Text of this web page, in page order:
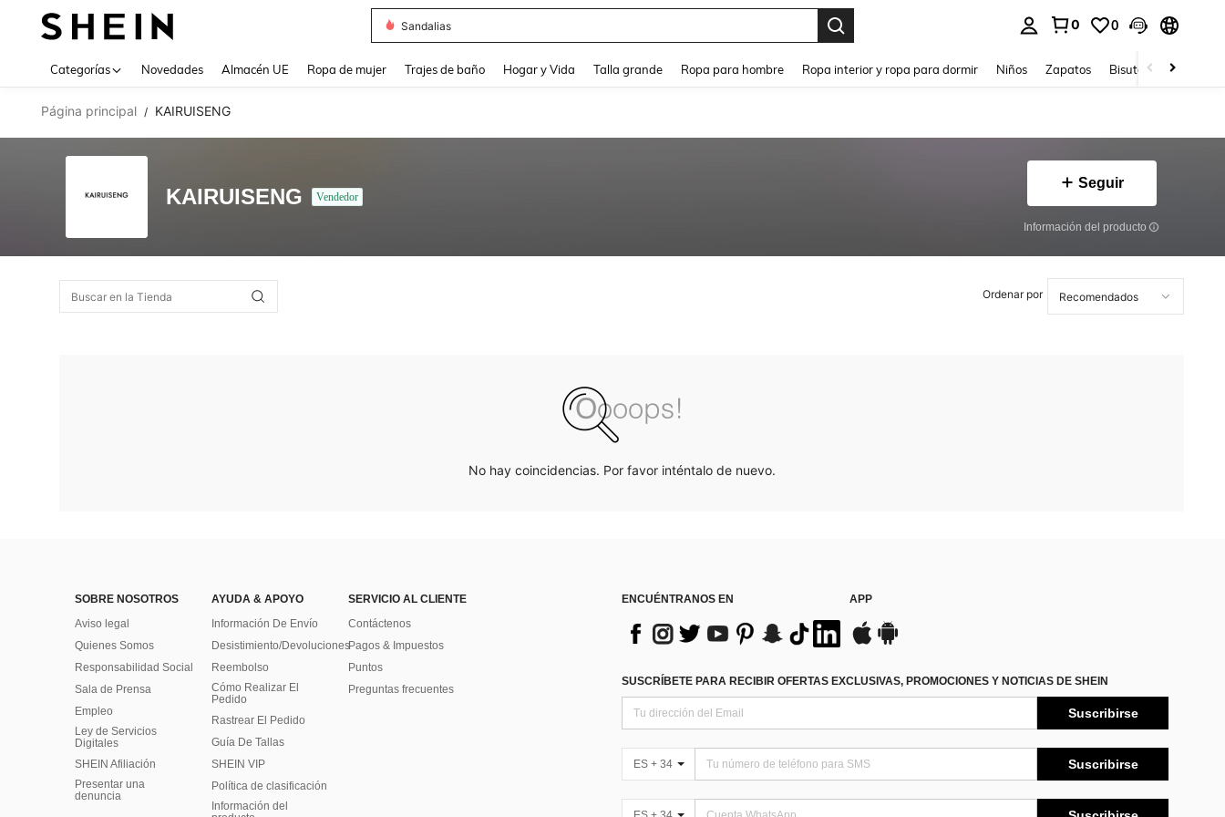
Sandalias
0 0
Categorías Novedades Almacén UE Ropa de mujer Trajes de baño Hogar y Vida Talla grande Ropa para hombre Ropa interior y ropa para dormir Niños Zapatos Bisutería Y
Página principal / KAIRUISENG
KAIRUISENG Vendedor
Seguir
Información del producto
Ordenar por
No hay coincidencias. Por favor inténtalo de nuevo.
SOBRE NOSOTROS
Aviso legal
Quienes Somos
Responsabilidad Social
Sala de Prensa
Empleo
Ley de Servicios
Digitales
SHEIN Afiliación
Presentar una
denuncia
AYUDA & APOYO
Información De Envío
Desistimiento/Devoluciones
Reembolso
Cómo Realizar El
Pedido
Rastrear El Pedido
Guía De Tallas
SHEIN VIP
Política de clasificación
​Información del
SERVICIO AL CLIENTE
Contáctenos
Pagos & Impuestos
Puntos
Preguntas frecuentes
ENCUÉNTRANOS EN APP
SUSCRÍBETE PARA RECIBIR OFERTAS EXCLUSIVAS, PROMOCIONES Y NOTICIAS DE SHEIN
Suscribirse
ES + 34 Suscribirse